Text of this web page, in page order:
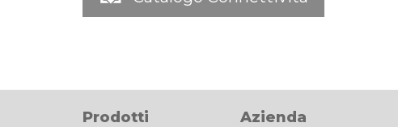
Prodotti Azienda